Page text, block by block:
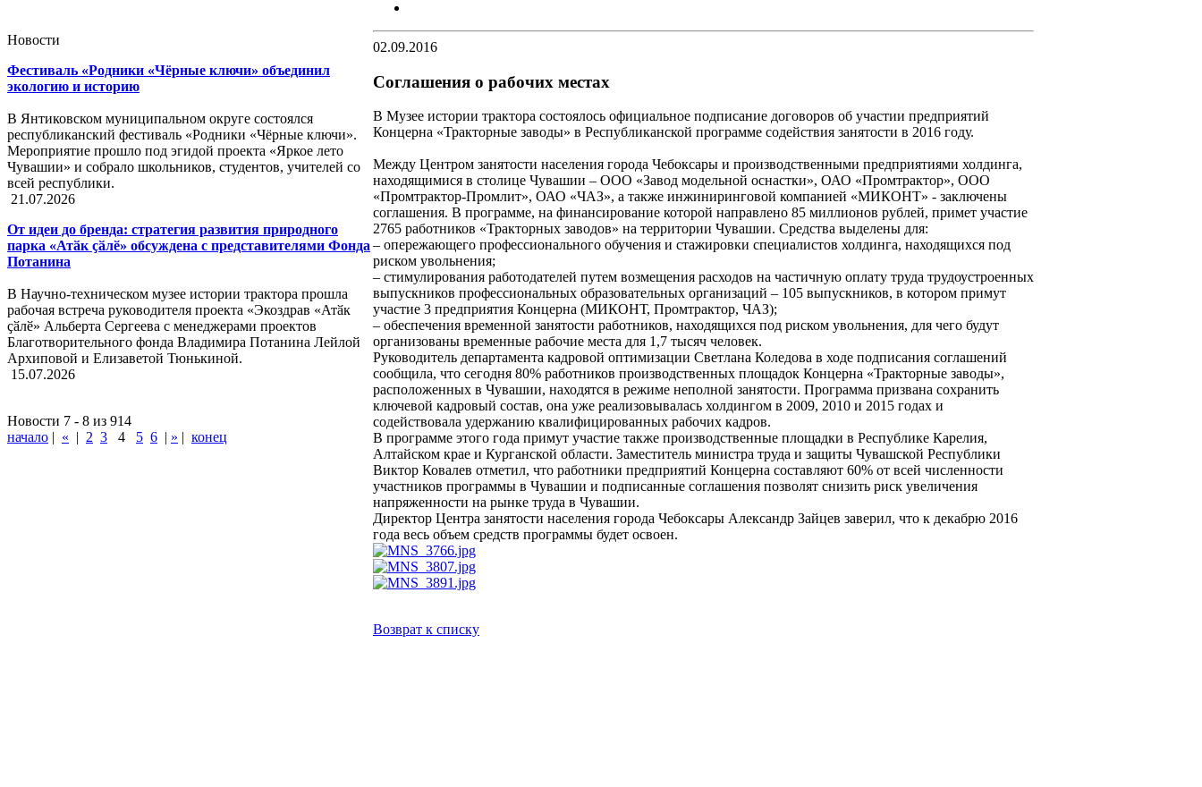
Новости
Фестиваль «Родники «Чёрные ключи» объединил
экологию и историю
В Янтиковском муниципальном округе состоялся
республиканский фестиваль «Родники «Чёрные ключи».
Мероприятие прошло под эгидой проекта «Яркое лето
Чувашии» и собрало школьников, студентов, учителей со
всей республики.
21.07.2026
От идеи до бренда: стратегия развития природного
парка «Атӑк ҫӑлӗ» обсуждена с представителями Фонда
Потанина
В Научно-техническом музее истории трактора прошла
рабочая встреча руководителя проекта «Экоздрав «Атӑк
ҫӑлӗ» Альберта Сергеева с менеджерами проектов
Благотворительного фонда Владимира Потанина Лейлой
Архиповой и Елизаветой Тюнькиной.
15.07.2026
Новости 7 - 8 из 914
начало | « | 2 3 4 5 6 | » | конец
02.09.2016
Соглашения о рабочих местах
В Музее истории трактора состоялось официальное подписание договоров об участии предприятий
Концерна «Тракторные заводы» в Республиканской программе содействия занятости в 2016 году.
Между Центром занятости населения города Чебоксары и производственными предприятиями холдинга,
находящимися в столице Чувашии – ООО «Завод модельной оснастки», ОАО «Промтрактор», ООО
«Промтрактор-Промлит», ОАО «ЧАЗ», а также инжиниринговой компанией «МИКОНТ» - заключены
соглашения. В программе, на финансирование которой направлено 85 миллионов рублей, примет участие
2765 работников «Тракторных заводов» на территории Чувашии. Средства выделены для:
– опережающего профессионального обучения и стажировки специалистов холдинга, находящихся под
риском увольнения;
– стимулирования работодателей путем возмещения расходов на частичную оплату труда трудоустроенных
выпускников профессиональных образовательных организаций – 105 выпускников, в котором примут
участие 3 предприятия Концерна (МИКОНТ, Промтрактор, ЧАЗ);
– обеспечения временной занятости работников, находящихся под риском увольнения, для чего будут
организованы временные рабочие места для 1,7 тысяч человек.
Руководитель департамента кадровой оптимизации Светлана Коледова в ходе подписания соглашений
сообщила, что сегодня 80% работников производственных площадок Концерна «Тракторные заводы»,
расположенных в Чувашии, находятся в режиме неполной занятости. Программа призвана сохранить
ключевой кадровый состав, она уже реализовывалась холдингом в 2009, 2010 и 2015 годах и
содействовала удержанию квалифицированных рабочих кадров.
В программе этого года примут участие также производственные площадки в Республике Карелия,
Алтайском крае и Курганской области. Заместитель министра труда и защиты Чувашской Республики
Виктор Ковалев отметил, что работники предприятий Концерна составляют 60% от всей численности
участников программы в Чувашии и подписанные соглашения позволят снизить риск увеличения
напряженности на рынке труда в Чувашии.
Директор Центра занятости населения города Чебоксары Александр Зайцев заверил, что к декабрю 2016
года весь объем средств программы будет освоен.
Возврат к списку